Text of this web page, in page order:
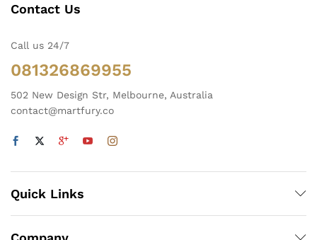
Contact Us
Call us 24/7
081326869955
502 New Design Str, Melbourne, Australia
contact@martfury.co
Quick Links